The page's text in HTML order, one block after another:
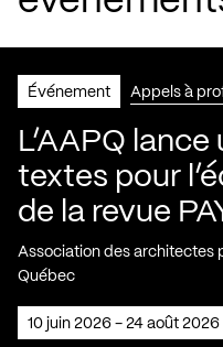
Événement Appels à
L’AAPQ
textes pour
de la revue
Association des architectes
Québec
10 juin 2026 - 24 août 2026